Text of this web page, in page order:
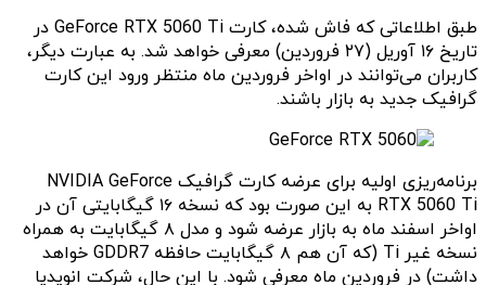
طبق اطلاعاتی که فاش شده، کارت GeForce RTX 5060 Ti در
تاریخ ۱۶ آوریل (۲۷ فروردین) معرفی خواهد شد. به عبارت دیگر،
کاربران می‌توانند در اواخر فروردین ماه منتظر ورود این کارت
گرافیک جدید به بازار باشند.
برنامه‌ریزی اولیه برای عرضه کارت گرافیک NVIDIA GeForce
RTX 5060 Ti به این صورت بود که نسخه ۱۶ گیگابایتی آن در
اواخر اسفند ماه به بازار عرضه شود و مدل ۸ گیگابایت به همراه
نسخه غیر Ti (که آن هم ۸ گیگابایت حافظه GDDR7 خواهد
داشت) در فروردین ماه معرفی شود. با این حال، شرکت انویدیا